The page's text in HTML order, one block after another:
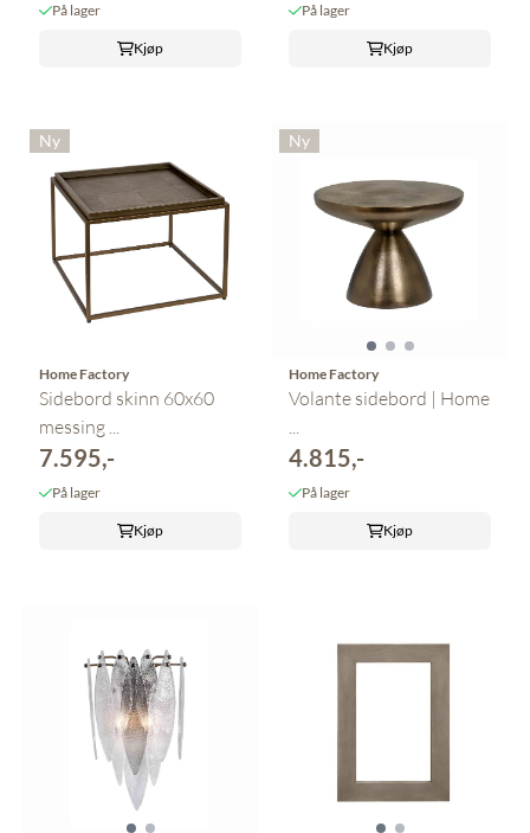
På lager
Kjøp
På lager
Kjøp
Ny
Home Factory
Sidebord skinn 60x60
messing ...
7.595,-
På lager
Kjøp
Ny
Home Factory
Volante sidebord | Home
...
4.815,-
På lager
Kjøp